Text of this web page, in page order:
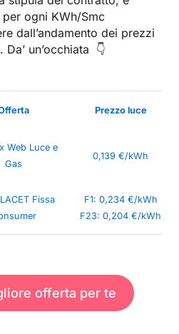
ogni KWh/Smc
dall’andamento dei prezzi
un’occhiata 👇
Prezzo luce
Web Luce e
Gas
0,139 €/kWh
Fissa
F1: 0,234 €/kWh
F23: 0,204 €/kWh
offerta per te